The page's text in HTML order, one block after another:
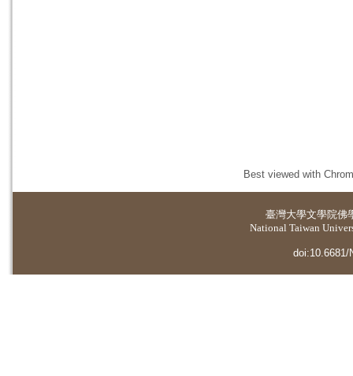
Best viewed with
臺灣大學文學院佛
National Taiwan
doi:10.6681/